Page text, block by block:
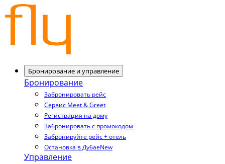
Бронирование и управление
Бронирование
Забронировать рейс
Сервис Meet & Greet
Регистрация на дому
Забронировать с промокодом
Забронируйте рейс + отель
Остановка в ДубаеNew
Управление